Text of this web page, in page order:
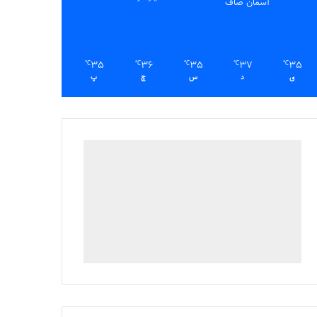
آسمان صاف
35
℃
ی
37
℃
د
35
℃
س
36
℃
چ
35
℃
پ